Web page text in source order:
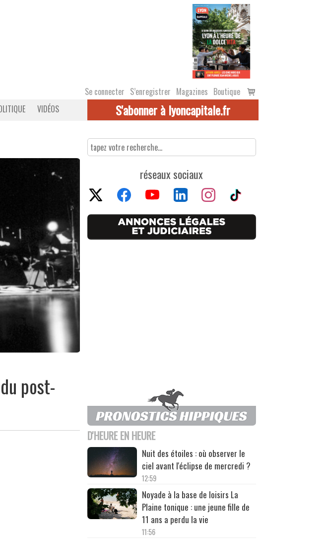
Se connecter S’enregistrer Magazines Boutique
Voir
le
VIDÉOS S'abonner à lyoncapitale.fr
post-
réseaux sociaux
D'HEURE EN HEURE
Nuit des étoiles : où observer le
ciel avant l'éclipse de mercredi ?
12:59
Noyade à la base de loisirs La
Plaine tonique : une jeune fille de
11 ans a perdu la vie
11:56